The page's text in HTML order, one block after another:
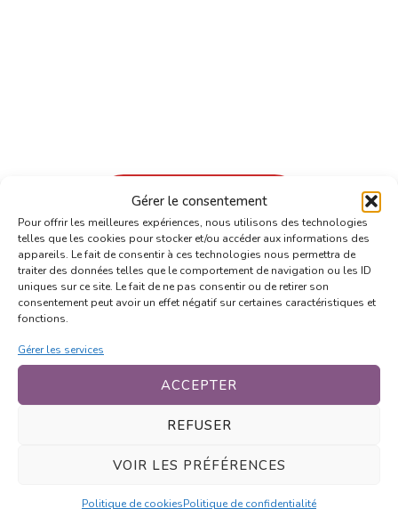
Gérer le consentement
Pour offrir les meilleures expériences, nous utilisons des technologies
telles que les cookies pour stocker et/ou accéder aux informations des
appareils. Le fait de consentir à ces technologies nous permettra de
traiter des données telles que le comportement de navigation ou les ID
uniques sur ce site. Le fait de ne pas consentir ou de retirer son
consentement peut avoir un effet négatif sur certaines caractéristiques et
fonctions.
Gérer les services
ACCEPTER
REFUSER
VOIR LES PRÉFÉRENCES
Politique de cookiesPolitique de confidentialité
Récupérer le PDF
Dans ce document, on retrouve la totalité
des 24 poses, 1 pose par page avec une
version avec une base de chibi en bleu par
page pour dessiner directement dessus.